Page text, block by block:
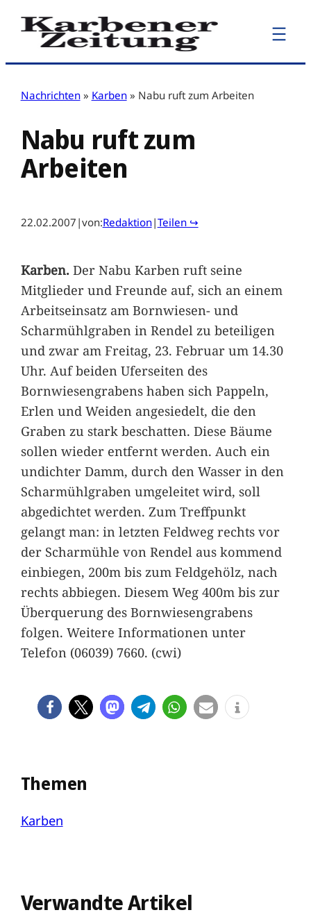
Zum
Inhalt
Nachrichten » Karben » Nabu ruft zum Arbeiten
Nabu ruft zum
Arbeiten
22.02.2007 |von:Redaktion|Teilen ↪
Karben.Der Nabu Karben ruft seine
Mitglieder und Freunde auf, sich an einem
Arbeitseinsatz am Bornwiesen- und
Scharmühlgraben in Rendel zu beteiligen
und zwar am Freitag, 23. Februar um 14.30
Uhr. Auf beiden Uferseiten des
Bornwiesengrabens haben sich Pappeln,
Erlen und Weiden angesiedelt, die den
Graben zu stark beschatten. Diese Bäume
sollen wieder entfernt werden. Auch ein
undichter Damm, durch den Wasser in den
Scharmühlgraben umgeleitet wird, soll
abgedichtet werden. Zum Treffpunkt
gelangt man: in letzten Feldweg rechts vor
der Scharmühle von Rendel aus kommend
einbiegen, 200m bis zum Feldgehölz, nach
rechts abbiegen. Diesem Weg 400m bis zur
Überquerung des Bornwiesengrabens
folgen. Weitere Informationen unter
Telefon (06039) 7660. (cwi)
Themen
Karben
Verwandte Artikel